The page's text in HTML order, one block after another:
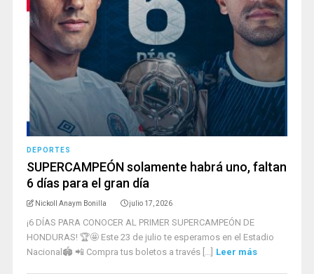
DEPORTES
SUPERCAMPEÓN solamente habrá uno, faltan
6 días para el gran día
Nickoll Anaym Bonilla julio 17, 2026
¡6 DÍAS PARA CONOCER AL PRIMER SUPERCAMPEÓN DE
HONDURAS! 🏆🤩 Este 23 de julio te esperamos en el Estadio
Nacional🏟️ 📲 Compra tus boletos a través [...] Leer más